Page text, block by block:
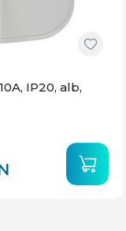
IP20, alb,